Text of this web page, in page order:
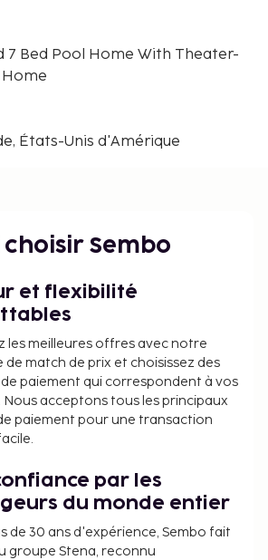
Sports Foundation Hall of
km
- 11,9 km
Walt Disney World® Resort - 12,1
proches de l'hébergement
est gratuit pour les enfants qui
utilisent la literie en place.
sans espèces disponibles
transactions.
7 Bed Pool Home With Theater-
États-Unis d'Amérique
choisir Sembo
et flexibilité
les meilleures offres avec notre
de match de prix et choisissez des
paiement qui correspondent à vos
Nous acceptons tous les principaux
paiement pour une transaction
par les
du monde entier
de 30 ans d'expérience, Sembo fait
groupe Stena, reconnu